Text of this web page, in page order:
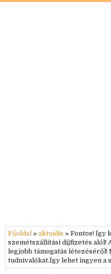
Főoldal » aktuális » Fontos! Így
szemétszállítási díjfizetés alól!
legjobb támogatás létezéséről!
tudnivalókat.Így lehet ingyen a